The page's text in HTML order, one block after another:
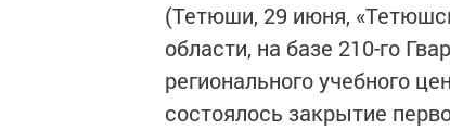
(Тетюши, 29 июня,
области, на базе 210-го
регионального учебного
состоялось закрытие